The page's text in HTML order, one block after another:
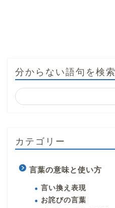
分からない語句を検索
カテゴリー
言葉の意味と使い方
言い換え表現
お詫びの言葉